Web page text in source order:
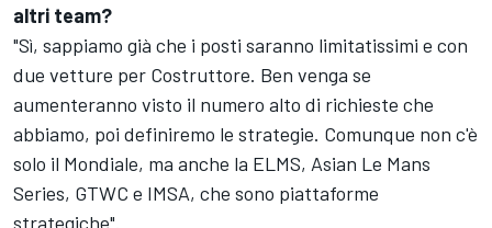
altri team?
"Sì, sappiamo già che i posti saranno limitatissimi e con
due vetture per Costruttore. Ben venga se
aumenteranno visto il numero alto di richieste che
abbiamo, poi definiremo le strategie. Comunque non c'è
solo il Mondiale, ma anche la ELMS, Asian Le Mans
Series, GTWC e IMSA, che sono piattaforme
strategiche".